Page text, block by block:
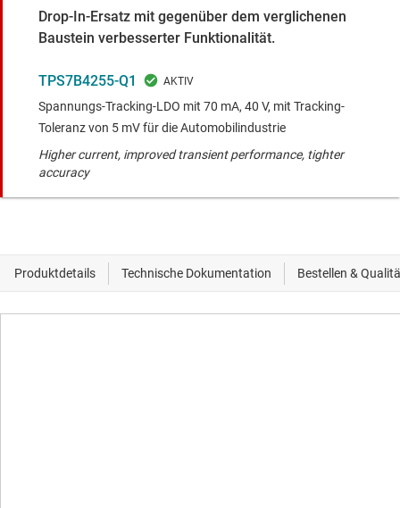
Drop-In-Ersatz mit gegenüber dem verglichenen
Baustein verbesserter Funktionalität.
TPS7B4255-Q1
Spannungs-Tracking-LDO mit 70 mA, 40 V, mit Tracking-
Toleranz von 5 mV für die Automobilindustrie
Higher current, improved transient performance, tighter
accuracy